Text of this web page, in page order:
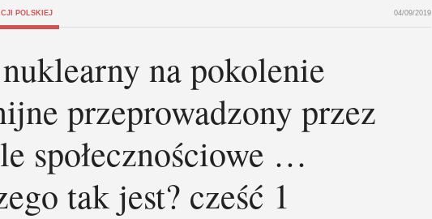
POLSKIEJ 04/09/2019
na pokolenie
przeprowadzony przez
społecznościowe …
tak jest? cześć 1